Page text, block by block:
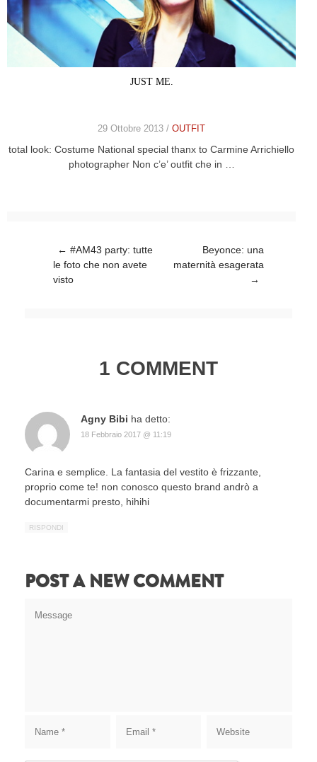
JUST ME.
29 Ottobre 2013 / OUTFIT
total look: Costume National special thanx to Carmine Arrichiello
photographer Non c’e’ outfit che in …
Post navigation
← #AM43 party: tutte
le foto che non avete
visto
Beyonce: una
maternità esagerata
→
1 COMMENT
Agny Bibi ha detto:
18 Febbraio 2017 @ 11:19
Carina e semplice. La fantasia del vestito è frizzante,
proprio come te! non conosco questo brand andrò a
documentarmi presto, hihihi
RISPONDI
POST A NEW COMMENT